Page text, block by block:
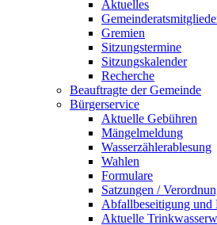
Aktuelles
Gremien
Sitzungstermine
Sitzungskalender
Recherche
Beauftragte der Gemeinde
Bürgerservice
Aktuelle Gebühren
Mängelmeldung
Wasserzählerablesung
Wahlen
Formulare
Satzungen /
Abfallbeseitigung und
Aktuelle